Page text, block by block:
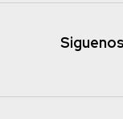
Siguenos